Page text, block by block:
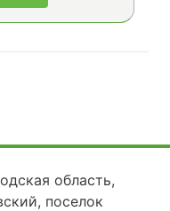
область,
поселок